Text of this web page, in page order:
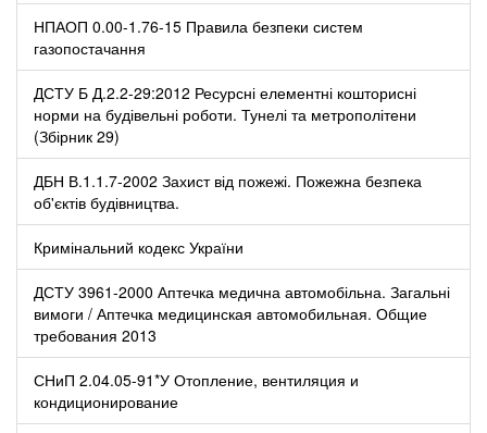
НПАОП 0.00-1.76-15 Правила безпеки систем
газопостачання
ДСТУ Б Д.2.2-29:2012 Ресурсні елементні кошторисні
норми на будівельні роботи. Тунелі та метрополітени
(Збірник 29)
ДБН В.1.1.7-2002 Захист від пожежі. Пожежна безпека
об'єктів будівництва.
Кримінальний кодекс України
ДСТУ 3961-2000 Аптечка медична автомобільна. Загальні
вимоги / Аптечка медицинская автомобильная. Общие
требования 2013
СНиП 2.04.05-91*У Отопление, вентиляция и
кондиционирование